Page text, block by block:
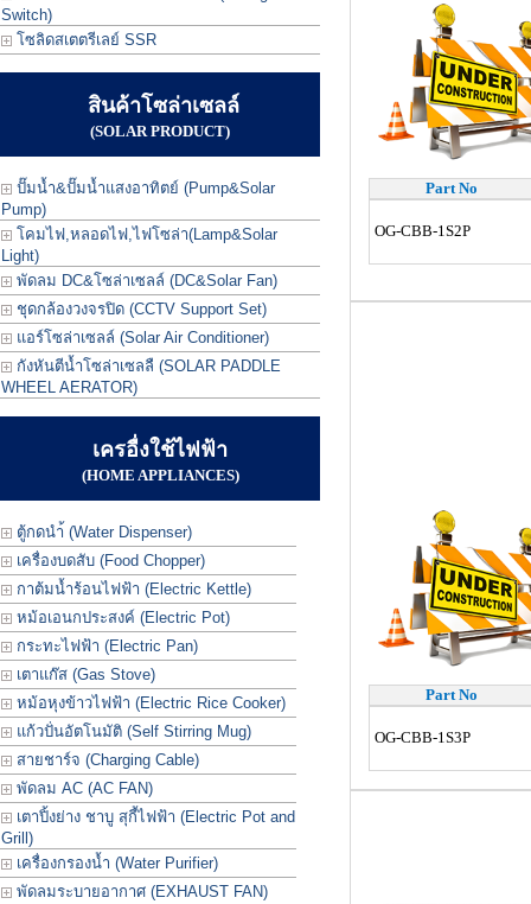
Switch)
โซลิดสเตตรีเลย์ SSR
สินค้าโซล่าเซลล์
(SOLAR PRODUCT)
ปั๊มน้ำ&ปั๊มน้ำแสงอาทิตย์ (Pump&Solar
Pump)
โคมไฟ,หลอดไฟ,ไฟโซล่า(Lamp&Solar
Light)
พัดลม DC&โซล่าเซลล์ (DC&Solar Fan)
ชุดกล้องวงจรปิด (CCTV Support Set)
แอร์โซล่าเซลล์ (Solar Air Conditioner)
กังหันตีน้ำโซล่าเซลลื (SOLAR PADDLE
WHEEL AERATOR)
เครอื่งใช้ไฟฟ้า
(HOME APPLIANCES)
ตู้กดนำ้ (Water Dispenser)
เครื่องบดสับ (Food Chopper)
กาต้มน้ำร้อนไฟฟ้า (Electric Kettle)
หม้อเอนกประสงค์ (Electric Pot)
กระทะไฟฟ้า (Electric Pan)
เตาแก๊ส (Gas Stove)
หม้อหุงข้าวไฟฟ้า (Electric Rice Cooker)
แก้วปั่นอัตโนมัติ (Self Stirring Mug)
สายชาร์จ (Charging Cable)
พัดลม AC (AC FAN)
เตาปิ้งย่าง ชาบู สุกี้ไฟฟ้า (Electric Pot and
Grill)
เครื่องกรองน้ำ (Water Purifier)
พัดลมระบายอากาศ (EXHAUST FAN)
Part No
OG-CBB-1S2P
Part No
OG-CBB-1S3P